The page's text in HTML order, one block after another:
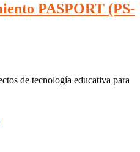
PASPORT (PS-
de tecnología educativa para